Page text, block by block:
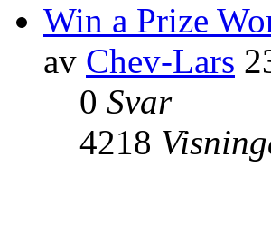
Win a Prize
av Chev-Lars
0 Svar
4218